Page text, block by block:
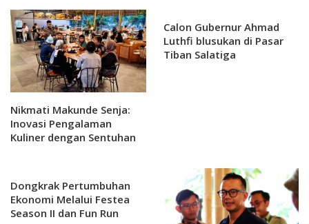
Nikmati Makunde Senja:
Inovasi Pengalaman
Kuliner dengan Sentuhan
Calon Gubernur Ahmad
Luthfi blusukan di Pasar
Tiban Salatiga
Dongkrak Pertumbuhan
Ekonomi Melalui Festea
Season II dan Fun Run